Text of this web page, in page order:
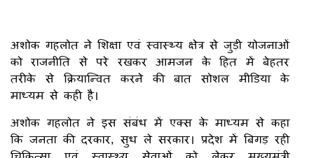
अशोक गहलोत ने शिक्षा एवं स्वास्थ्य क्षेत्र से जुड़ी योजनाओं
को राजनीति से परे रखकर आमजन के हित में बेहतर
तरीके से क्रियान्वित करने की बात सोशल मीडिया के
माध्यम से कही है।
अशोक गहलोत ने इस संबंध में एक्स के माध्यम से कहा
कि जनता की दरकार, सुध ले सरकार। प्रदेश में बिगड़ रही